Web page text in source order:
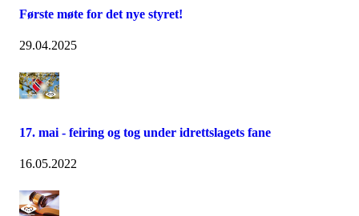
Første møte for det nye styret!
29.04.2025
17. mai - feiring og tog under idrettslagets fane
16.05.2022